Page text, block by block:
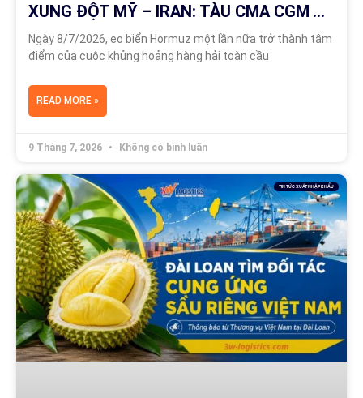
XUNG ĐỘT MỸ – IRAN: TÀU CMA CGM TRỞ THÀNH MỤC TIÊU TẤN CÔNG TẠI EO BIỂN HORMUZ
Ngày 8/7/2026, eo biển Hormuz một lần nữa trở thành tâm
điểm của cuộc khủng hoảng hàng hải toàn cầu
READ MORE »
9 Tháng 7, 2026 Không có bình luận
TIN TỨC XUẤT NHẬP KHẨU